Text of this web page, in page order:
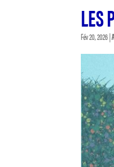
LES
Fév 20, 2026|